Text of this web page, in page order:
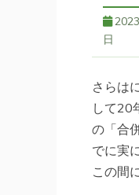
日
さらは
して20
の「合
でに実
この間